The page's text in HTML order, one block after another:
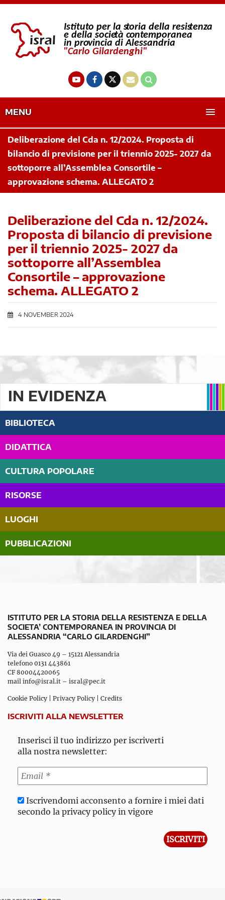
MENU
Deliberazione del Cda n. 12/2024. Proposta di
bilancio di previsione per il triennio 2025- 2027 da
sottoporre all’Assemblea Consortile –
approvazione schema. ALLEGATO 2
Deliberazione del Cda n. 12/2024.
Proposta di bilancio di previsione
per il triennio 2025- 2027 da
sottoporre all’Assemblea
Consortile – approvazione
schema. ALLEGATO 2
4 NOVEMBER 2024
IN EVIDENZA
BIBLIOTECA
DIDATTICA
CULTURA POPOLARE
RISORSE
LUOGHI
PUBBLICAZIONI
ISTITUTO PER LA STORIA DELLA RESISTENZA E DELLA
SOCIETA’ CONTEMPORANEA IN PROVINCIA DI
ALESSANDRIA “CARLO GILARDENGHI”
Via dei Guasco 49 – 15121 Alessandria
telefono 0131 443861
CF 80004420065
mail info@isral.it – isral@pec.it
Cookie Policy Privacy Policy Credits
ISCRIVITI ALLA NEWSLETTER
Inserisci il tuo indirizzo per iscriverti
alla nostra newsletter:
Iscrivendomi acconsento a fornire i miei dati
secondo la privacy policy in vigore